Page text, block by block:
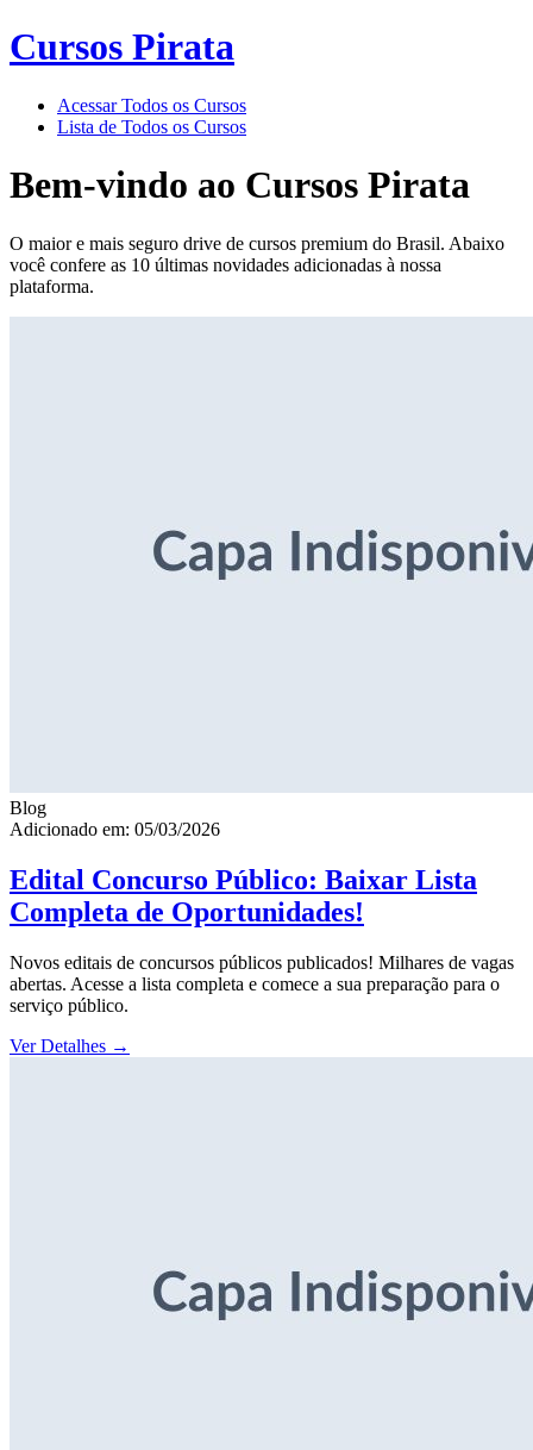
Cursos Pirata
Acessar Todos os Cursos
Lista de Todos os Cursos
Bem-vindo ao Cursos Pirata
O maior e mais seguro drive de cursos premium do Brasil. Abaixo
você confere as 10 últimas novidades adicionadas à nossa
plataforma.
Blog
Adicionado em: 05/03/2026
Edital Concurso Público: Baixar Lista
Completa de Oportunidades!
Novos editais de concursos públicos publicados! Milhares de vagas
abertas. Acesse a lista completa e comece a sua preparação para o
serviço público.
Ver Detalhes →